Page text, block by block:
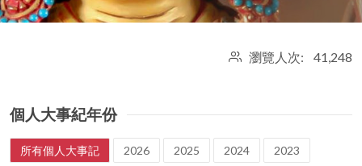
瀏覽人次: 41,248
個人大事紀年份
所有個人大事記 2026 2025 2024 2023